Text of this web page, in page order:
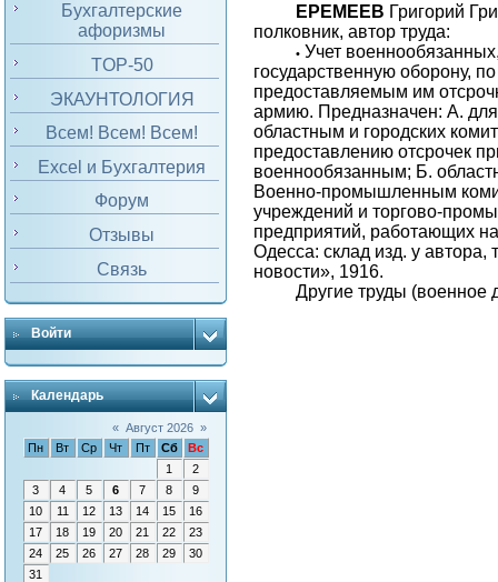
Бухгалтерские
афоризмы
TOP-50
ЭКАУНТОЛОГИЯ
Всем! Всем! Всем!
Excel и Бухгалтерия
Форум
Отзывы
Связь
Войти
Календарь
« Август 2026 »
Пн
Вт Ср Чт Пт Сб
Вс
1
2
3
4 5 6 7 8
9
10
11 12 13 14 15
16
17
18 19 20 21 22
23
24
25 26 27 28 29
30
31
ЕРЕМЕЕВ Григорий
полковник, автор труда:
• Учет
государственную оборону, по
предоставляемым им
армию. Предназначен: А.
областным и городских
предоставлению отсрочек
военнообязанным; Б.
Военно-промышленным
учреждений и торгово-
предприятий, работающих
Одесса: склад изд. у автора,
новости», 1916.
Другие труды (военное